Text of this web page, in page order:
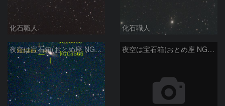
化石職人 化石職人
夜空は宝石箱(おとめ座 NGC5566) Seestar50 夜空は宝石箱(おとめ座 NGC5746) Seestar50